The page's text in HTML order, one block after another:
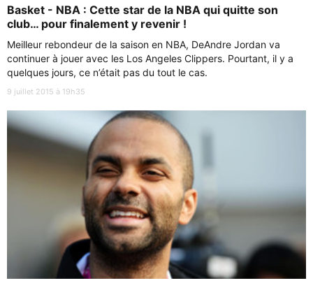
Basket - NBA : Cette star de la NBA qui quitte son
club… pour finalement y revenir !
Meilleur rebondeur de la saison en NBA, DeAndre Jordan va
continuer à jouer avec les Los Angeles Clippers. Pourtant, il y a
quelques jours, ce n’était pas du tout le cas.
9 juillet 2015 à 19h35